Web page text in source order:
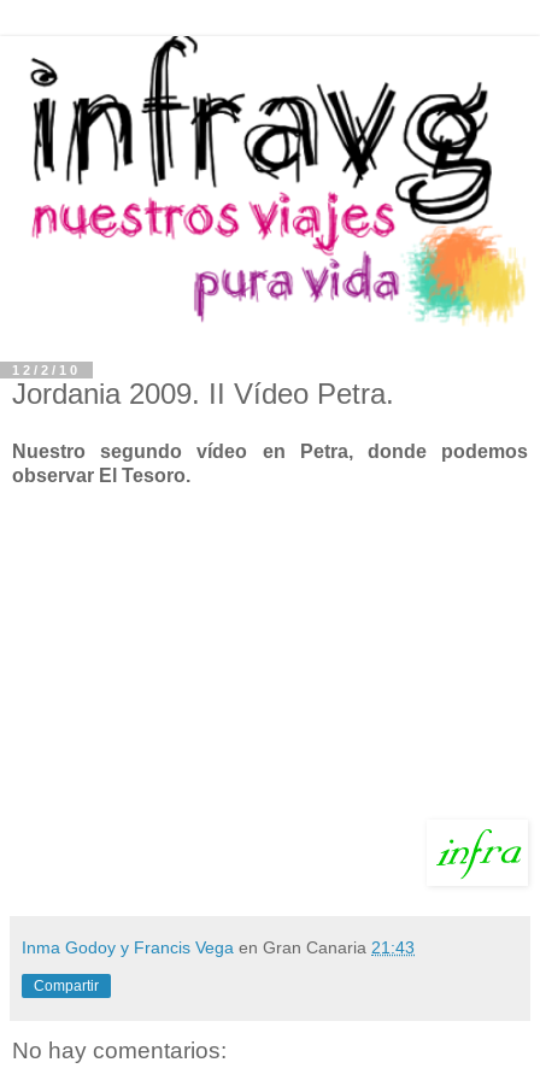
12/2/10
Jordania 2009. II Vídeo Petra.
Nuestro segundo vídeo en Petra, donde podemos
observar El Tesoro.
Inma Godoy y Francis Vega en Gran Canaria 21:43
Compartir
No hay comentarios: